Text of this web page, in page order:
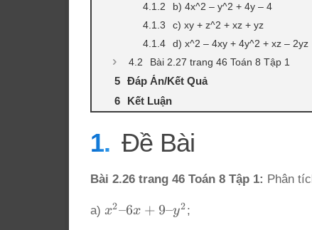
b) 4x^2 – y^2 + 4y – 4
c) xy + z^2 + xz + yz
d) x^2 – 4xy + 4y^2 + xz – 2yz
Bài 2.27 trang 46 Toán 8 Tập 1
Đáp Án/Kết Quả
Kết Luận
Đề Bài
Bài 2.26 trang 46 Toán 8 Tập 1: Phân
a) x^2
x2–6x + 9–y2;